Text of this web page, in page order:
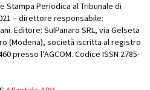
Stampa Periodica al Tribunale di
– direttore responsabile:
Editore: SulPanaro SRL, via Gelseta
(Modena), società iscritta al registro
presso l’AGCOM. Codice ISSN 2785-